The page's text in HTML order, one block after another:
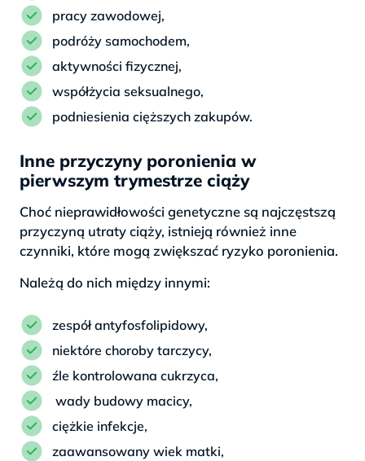
pracy zawodowej,
podróży samochodem,
aktywności fizycznej,
współżycia seksualnego,
podniesienia cięższych zakupów.
Inne przyczyny poronienia w
pierwszym trymestrze ciąży
Choć nieprawidłowości genetyczne są najczęstszą
przyczyną utraty ciąży, istnieją również inne
czynniki, które mogą zwiększać ryzyko poronienia.
Należą do nich między innymi:
zespół antyfosfolipidowy,
niektóre choroby tarczycy,
źle kontrolowana cukrzyca,
wady budowy macicy,
ciężkie infekcje,
zaawansowany wiek matki,